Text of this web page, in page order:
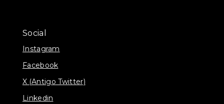
Social
Instagram
Facebook
X (Antigo Twitter)
Linkedin